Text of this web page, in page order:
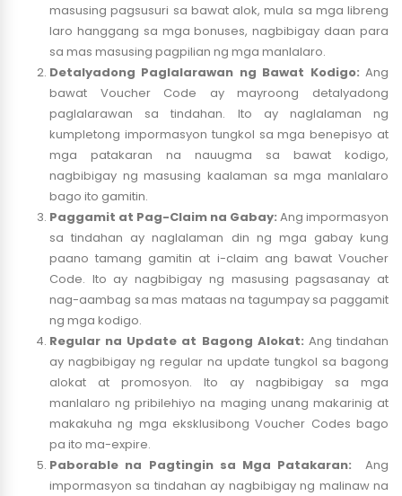
masusing pagsusuri sa bawat alok, mula sa mga libreng
laro hanggang sa mga bonuses, nagbibigay daan para
sa mas masusing pagpilian ng mga manlalaro.
Detalyadong Paglalarawan ng Bawat Kodigo: Ang
bawat Voucher Code ay mayroong detalyadong
paglalarawan sa tindahan. Ito ay naglalaman ng
kumpletong impormasyon tungkol sa mga benepisyo at
mga patakaran na nauugma sa bawat kodigo,
nagbibigay ng masusing kaalaman sa mga manlalaro
bago ito gamitin.
Paggamit at Pag-Claim na Gabay: Ang impormasyon
sa tindahan ay naglalaman din ng mga gabay kung
paano tamang gamitin at i-claim ang bawat Voucher
Code. Ito ay nagbibigay ng masusing pagsasanay at
nag-aambag sa mas mataas na tagumpay sa paggamit
ng mga kodigo.
Regular na Update at Bagong Alokat: Ang tindahan
ay nagbibigay ng regular na update tungkol sa bagong
alokat at promosyon. Ito ay nagbibigay sa mga
manlalaro ng pribilehiyo na maging unang makarinig at
makakuha ng mga eksklusibong Voucher Codes bago
pa ito ma-expire.
Paborable na Pagtingin sa Mga Patakaran:
Ang
impormasyon sa tindahan ay nagbibigay ng malinaw na